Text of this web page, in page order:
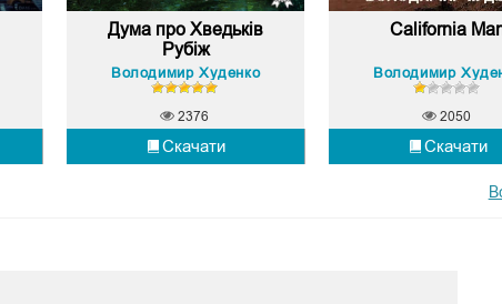
Дума про Хведьків
Рубіж
Володимир Худенко
Скачати
2376
California
Володимир
Скачати
2050